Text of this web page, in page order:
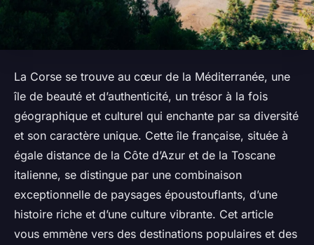
La Corse se trouve au cœur de la Méditerranée, une
île de beauté et d’authenticité, un trésor à la fois
géographique et culturel qui enchante par sa diversité
et son caractère unique. Cette île française, située à
égale distance de la Côte d’Azur et de la Toscane
italienne, se distingue par une combinaison
exceptionnelle de paysages époustouflants, d’une
histoire riche et d’une culture vibrante. Cet article
vous emmène vers des destinations populaires et des